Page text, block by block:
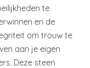
te
en de
om trouw te
aan je eigen
Deze steen